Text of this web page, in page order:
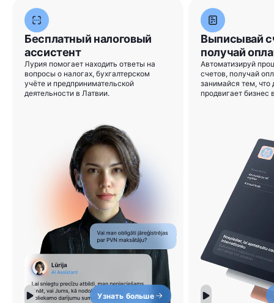
Бесплатный налоговый
ассистент
Лурия помогает находить ответы на
вопросы о налогах, бухгалтерском
учёте и предпринимательской
деятельности в Латвии.
Узнать больше
Выписывай
получай
Автоматизируй
счетов, получай
занимайся тем, что
продвигает бизнес